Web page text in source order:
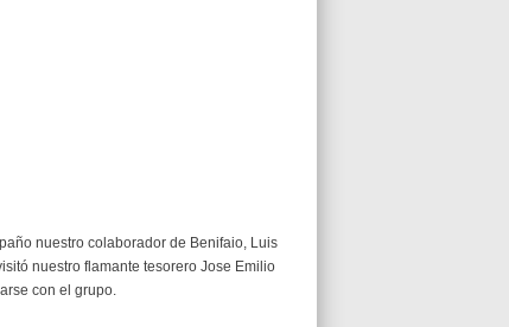
nuestro colaborador de Benifaio, Luis
nuestro flamante tesorero Jose Emilio
con el grupo.